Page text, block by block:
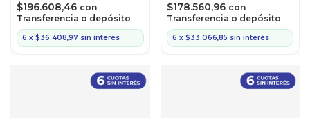
$196.608,46 con
Transferencia o depósito
6 x $36.408,97 sin interés
$178.560,96 con
Transferencia o depósito
6 x $33.066,85 sin interés